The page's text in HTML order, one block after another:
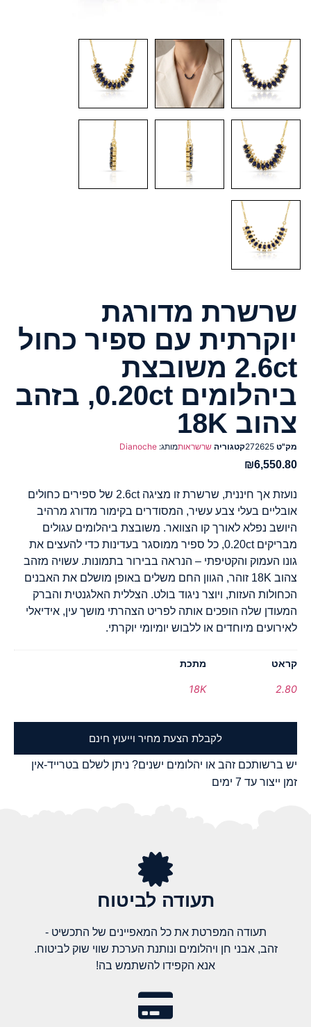
שרשרת מדורגת
יוקרתית עם ספיר כחול
2.6ct משובצת
ביהלומים 0.20ct, בזהב
צהוב 18K
מק"ט 272625קטגוריה שרשראותמותג: Dianoche
₪6,550.80
נועזת אך חיננית, שרשרת זו מציגה 2.6ct של ספירים כחולים
אובליים בעלי צבע עשיר, המסודרים בקימור מדורג מרהיב
היושב נפלא לאורך קו הצוואר. משובצת ביהלומים עגולים
מבריקים 0.20ct, כל ספיר ממוסגר בעדינות כדי להעצים את
גונו העמוק והקטיפתי – הנראה בבירור בתמונות. עשויה מזהב
צהוב 18K זוהר, הגוון החם משלים באופן מושלם את האבנים
הכחולות העזות, ויוצר ניגוד בולט. הצללית האלגנטית והברק
המעודן שלה הופכים אותה לפריט הצהרתי מושך עין, אידיאלי
לאירועים מיוחדים או ללבוש יומיומי יוקרתי.
קראט
2.80
מתכת
18K
לקבלת הצעת מחיר וייעוץ חינם
יש ברשותכם זהב או יהלומים ישנים? ניתן לשלם בטרייד-אין
זמן ייצור עד 7 ימים
תעודה לביטוח
תעודה המפרטת את כל המאפיינים של התכשיט -
זהב, אבני חן ויהלומים ונותנת הערכת שווי שוק לביטוח.
אנא הקפידו להשתמש בה!